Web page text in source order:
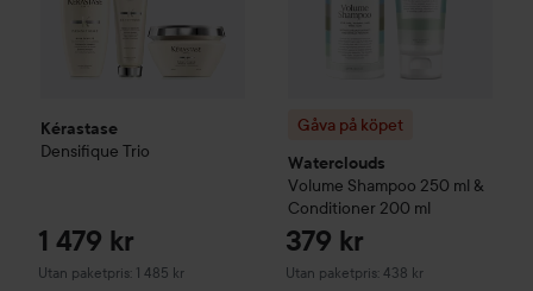
Kérastase
Densifique Trio
1 479 kr
Utan paketpris: 1 485 kr
Gåva på köpet
Waterclouds
Volume Shampoo 250 ml &
Conditioner 200 ml
379 kr
Utan paketpris: 438 kr